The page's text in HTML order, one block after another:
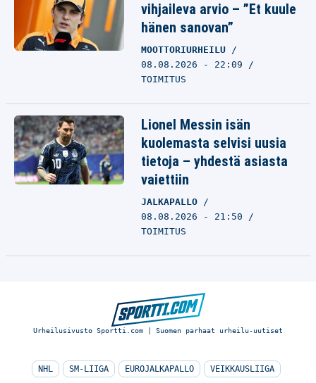
vihjaileva arvio – ”Et kuule
hänen sanovan”
MOOTTORIURHEILU
08.08.2026 - 22:09
TOIMITUS
Lionel Messin isän
kuolemasta selvisi uusia
tietoja – yhdestä asiasta
vaiettiin
JALKAPALLO
08.08.2026 - 21:50
TOIMITUS
Urheilusivusto Sportti.com | Suomen parhaat urheilu-uutiset
NHL SM-LIIGA EUROJALKAPALLO VEIKKAUSLIIGA